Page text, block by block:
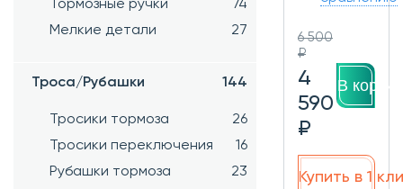
Тормозные ручки
74
Мелкие детали
27
Троса/Рубашки 144
Тросики тормоза
26
Тросики переключения
16
Рубашки тормоза
23
6 500
₽
4
590
₽
В
Купить в 1